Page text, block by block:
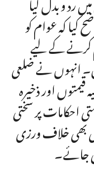
کہ عوام کو
کرنے کے لیے
انہوں نے ضلعی
قیمتوں اور ذخیرہ
پر سختی
بھی خلاف ورزی
جائے۔